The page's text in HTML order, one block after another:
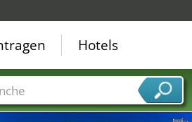
Hotels